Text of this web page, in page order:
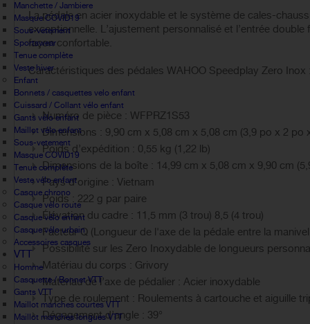
Manchette / Jambiere
Masque COVID19
Sous-vetement
Sportswear
Tenue complète
Veste hiver
Enfant
Bonnets / casquettes velo enfant
Cuissard / Collant vélo enfant
Gants vélo enfant
Maillot vélo enfant
Sous-vetement
Masque COVID19
Tenue complète
Veste vélo enfant
Casque chrono
Casque vélo route
Casque vélo enfant
Casque vélo urbain
Accessoires casques
VTT
Homme
Casquette / Bonnet VTT
Gants VTT
Maillot manches courtes VTT
Maillot manches longues VTT
La pédale en acier inoxydable et le système de cales-
exceptionnelle. L’ajustement personnalisé et l’entrée
façon confortable.
Caractéristiques des pédales WAHOO Speedplay Zero Inox
Numéro de pièce : WFPRZ1S53
Dimensions : 9,90 cm x 5,08 cm x 5,08 cm (3,9 po x 2 po
Poids d’expédition : 0,55 kg (1,22 lb)
Dimensions de la boîte : 14,99 cm x 5,08 cm x 9,90 cm
Pays d’origine : Vietnam
Poids : 222 g par paire
Élévation du cadre : 11,5 mm (3 trou) 8,5 (4 trou)
Facteur Q (Longueur de l'axe de la pédale entre la
Possibilité sur les Zero Inoxydable de longueurs
Matériau du corps : Grivory
Matériau de l’axe de pédalier : Acier inoxydable
Type de roulement : Roulements à cartouche et aiguille
Dégagement d’angle : 39°